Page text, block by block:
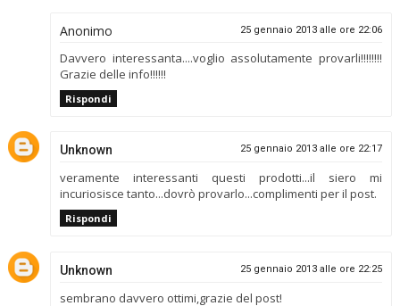
Anonimo 25 gennaio 2013 alle ore 22:06
Davvero interessanta....voglio assolutamente provarli!!!!!!!!
Grazie delle info!!!!!!
Rispondi
Unknown 25 gennaio 2013 alle ore 22:17
veramente interessanti questi prodotti...il siero mi
incuriosisce tanto...dovrò provarlo...complimenti per il post.
Rispondi
Unknown 25 gennaio 2013 alle ore 22:25
sembrano davvero ottimi,grazie del post!